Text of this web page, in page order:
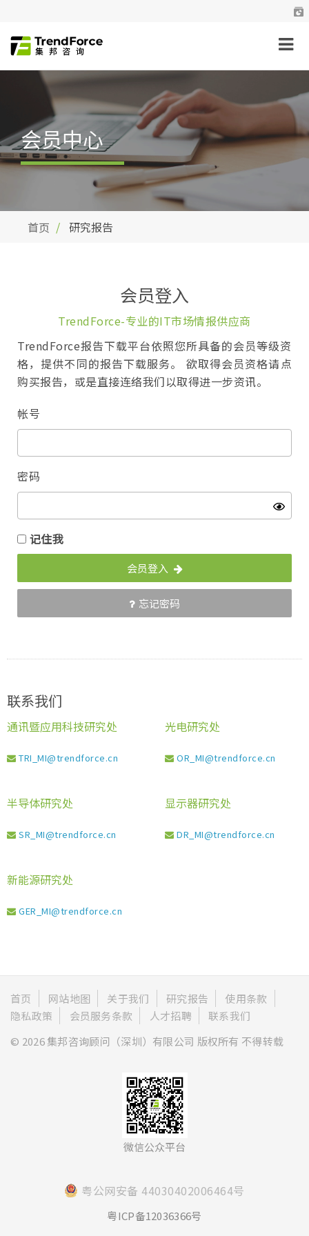
会员中心
首页 研究报告
会员登入
TrendForce-专业的IT市场情报供应商
TrendForce报告下载平台依照您所具备的会员等级资
格，提供不同的报告下载服务。 欲取得会员资格请点
购买报告，或是直接连络我们以取得进一步资讯。
帐号
密码
记住我
会员登入
忘记密码
联系我们
通讯暨应用科技研究处
TRI_MI@trendforce.cn
光电研究处
OR_MI@trendforce.cn
半导体研究处
SR_MI@trendforce.cn
显示器研究处
DR_MI@trendforce.cn
新能源研究处
GER_MI@trendforce.cn
首页 网站地图 关于我们 研究报告
使用条款
隐私政策
会员服务条款 人才招聘
联系我们
© 2026 集邦咨询顾问（深圳）有限公司 版权所有 不得转载
微信公众平台
粤公网安备 44030402006464号
粤ICP备12036366号